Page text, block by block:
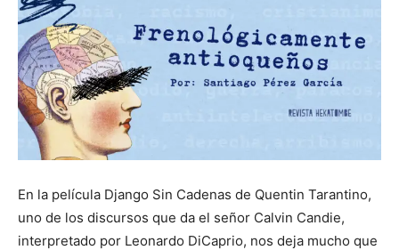
En la película Django Sin Cadenas de Quentin Tarantino,
uno de los discursos que da el señor Calvin Candie,
interpretado por Leonardo DiCaprio, nos deja mucho que